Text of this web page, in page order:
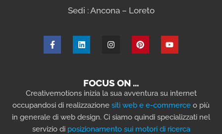
Sedi : Ancona – Loreto
FOCUS ON …
Creativemotions inizia la sua avventura su internet
occupandosi di realizzazione siti web e e-commerce o più
in generale di web design. Ci siamo quindi specializzati nel
servizio di posizionamento sui motori di ricerca